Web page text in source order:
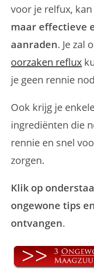
voor je relfux,
maar effectieve
aanraden. Je zal
oorzaken reflux
je geen rennie
Ook krijg je
ingrediënten die
rennie en snel
zorgen.
Klik op
ongewone tips
ontvangen.